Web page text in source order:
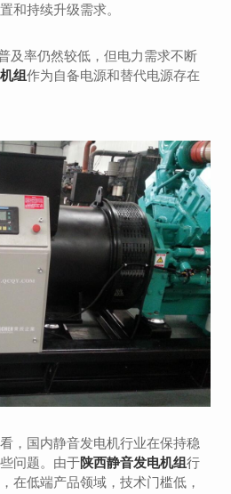
和持续升级需求。
及率仍然较低，但电力需求不断
组作为自备电源和替代电源存在
，国内静音发电机行业在保持稳
问题。由于陕西静音发电机组行
在低端产品领域，技术门槛低，